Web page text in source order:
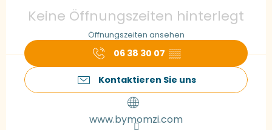
Keine Öffnungszeiten hinterlegt
Öffnungszeiten ansehen
06 38 30 07 ▒▒
Kontaktieren Sie uns
www.bymomzi.com